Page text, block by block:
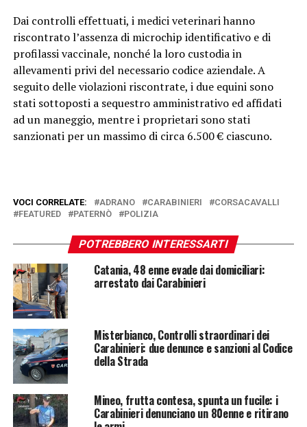
Dai controlli effettuati, i medici veterinari hanno
riscontrato l’assenza di microchip identificativo e di
profilassi vaccinale, nonché la loro custodia in
allevamenti privi del necessario codice aziendale. A
seguito delle violazioni riscontrate, i due equini sono
stati sottoposti a sequestro amministrativo ed affidati
ad un maneggio, mentre i proprietari sono stati
sanzionati per un massimo di circa 6.500 € ciascuno.
VOCI CORRELATE: ADRANO CARABINIERI
CORSACAVALLI
FEATURED
PATERNÒ POLIZIA
POTREBBERO INTERESSARTI
Catania, 48 enne evade dai domiciliari:
arrestato dai Carabinieri
Misterbianco, Controlli straordinari dei
Carabinieri: due denunce e sanzioni al Codice
della Strada
Mineo, frutta contesa, spunta un fucile: i
Carabinieri denunciano un 80enne e ritirano